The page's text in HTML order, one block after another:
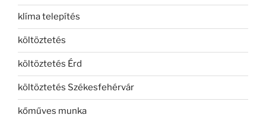
klíma telepítés
költöztetés
költöztetés Érd
költöztetés Székesfehérvár
kőműves munka